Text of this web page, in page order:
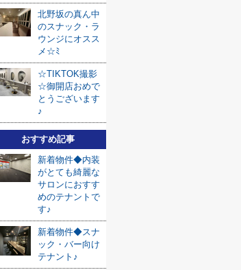
北野坂の真ん中
のスナック・ラ
ウンジにオスス
メ☆ﾐ
☆TIKTOK撮影
☆御開店おめで
とうございます
♪
おすすめ記事
新着物件◆内装
がとても綺麗な
サロンにおすす
めのテナントで
す♪
新着物件◆スナ
ック・バー向け
テナント♪